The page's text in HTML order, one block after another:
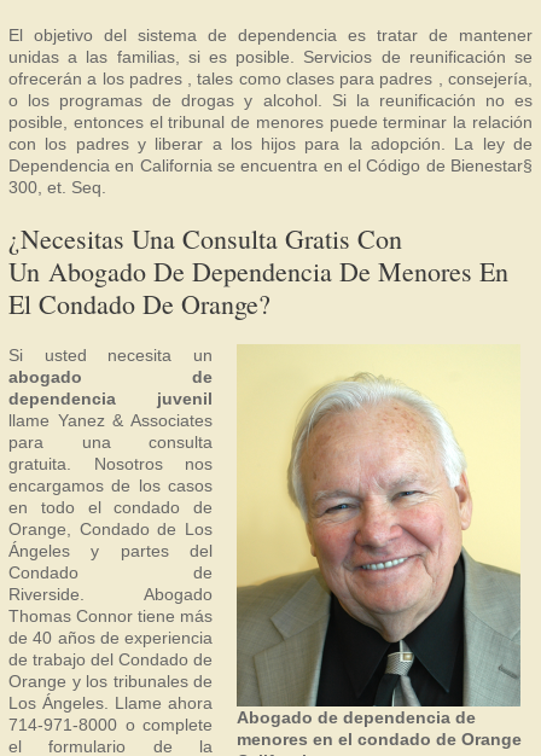
El objetivo del sistema de dependencia es tratar de mantener
unidas a las familias, si es posible. Servicios de reunificación se
ofrecerán a los padres , tales como clases para padres , consejería,
o los programas de drogas y alcohol. Si la reunificación no es
posible, entonces el tribunal de menores puede terminar la relación
con los padres y liberar a los hijos para la adopción. La ley de
Dependencia en California se encuentra en el Código de Bienestar§
300, et. Seq.
¿Necesitas Una Consulta Gratis Con
Un Abogado De Dependencia De Menores En
El Condado De Orange?
Abogado de dependencia de
menores en el condado de Orange
Si usted necesita un
abogado de
dependencia juvenil
llame Yanez & Associates
para una consulta
gratuita. Nosotros nos
encargamos de los casos
en todo el condado de
Orange, Condado de Los
Ángeles y partes del
Condado de
Riverside. Abogado
Thomas Connor tiene más
de 40 años de experiencia
de trabajo del Condado de
Orange y los tribunales de
Los Ángeles. Llame ahora
714-971-8000 o complete
el formulario de la